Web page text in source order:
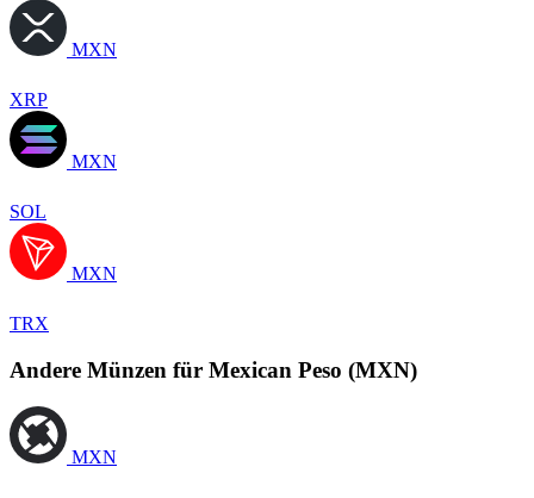
MXN
XRP
MXN
SOL
MXN
TRX
Andere Münzen für Mexican Peso (MXN)
MXN